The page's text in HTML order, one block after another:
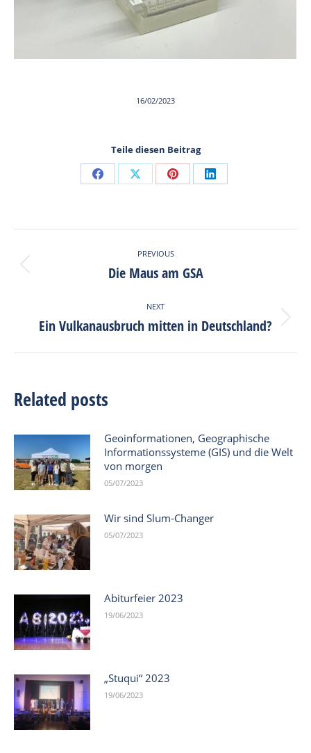
16/02/2023
Teile diesen Beitrag
Share
Facebook
Share
X
Share
Pinterest
Share
LinkedIn
navigation
PREVIOUS
Previous
Die Maus am GSA
NEXT
Next
Ein Vulkanausbruch mitten in Deutschland?
Related posts
Geoinformationen, Geographische
Informationssysteme (GIS) und die Welt
von morgen
05/07/2023
Wir sind Slum-Changer
05/07/2023
Abiturfeier 2023
19/06/2023
„Stuqui“ 2023
19/06/2023